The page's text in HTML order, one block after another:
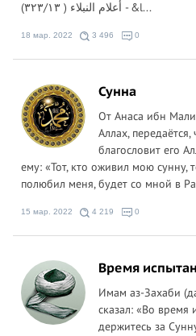
أعلام النبلاء ( ٣٢٣/١٣) - &l...
18 мар. 2022 3 496 0
Сунна
От Анаса ибн
Аллах,
благословит его
ему: «Тот, кто оживил мою сунну,
полюбил меня, будет со мной в
15 мар. 2022 4 219 0
Время
Имам аз-Захаби
сказал: «Во время
держитесь за